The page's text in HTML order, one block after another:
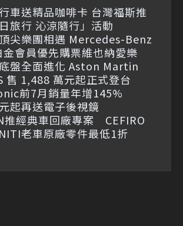
車送精品咖啡卡 台灣福斯推
旅行 沁涼隨行」活動
尖樂團相遇 Mercedes-Benz
金會員優先購票維也納愛樂
盤全面進化 Aston Martin
售 1,488 萬元起正式登台
前7月銷量年增145%
起再送電子後視鏡
推經典車回廠專案 CEFIRO
老車原廠零件最低1折